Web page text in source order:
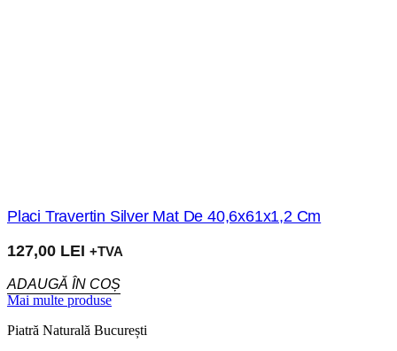
Placi Travertin Silver Mat De 40,6x61x1,2 Cm
127,00 LEI +TVA
ADAUGĂ ÎN COȘ
Mai multe produse
Piatră Naturală București